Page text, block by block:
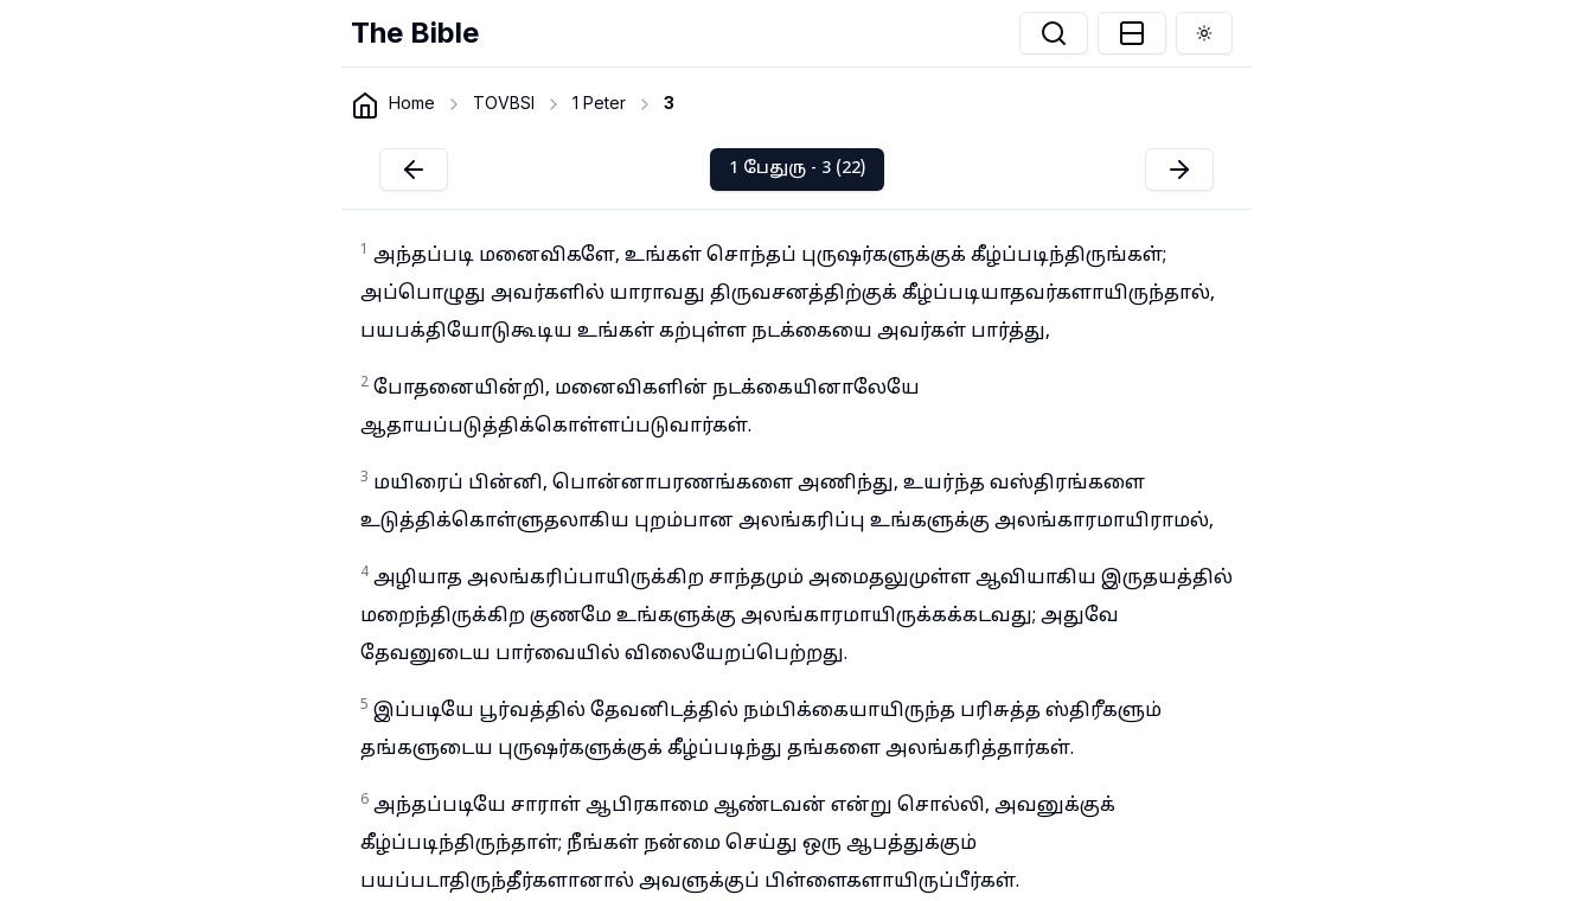
The Bible Toggle theme
Home TOVBSI 1 Peter 3
1 பேதுரு - 3 (22)
1 அந்தப்படி மனைவிகளே, உங்கள் சொந்தப் புருஷர்களுக்குக் கீழ்ப்படிந்திருங்கள்;
அப்பொழுது அவர்களில் யாராவது திருவசனத்திற்குக் கீழ்ப்படியாதவர்களாயிருந்தால்,
பயபக்தியோடுகூடிய உங்கள் கற்புள்ள நடக்கையை அவர்கள் பார்த்து,
2 போதனையின்றி, மனைவிகளின் நடக்கையினாலேயே
ஆதாயப்படுத்திக்கொள்ளப்படுவார்கள்.
3 மயிரைப் பின்னி, பொன்னாபரணங்களை அணிந்து, உயர்ந்த வஸ்திரங்களை
உடுத்திக்கொள்ளுதலாகிய புறம்பான அலங்கரிப்பு உங்களுக்கு அலங்காரமாயிராமல்,
4 அழியாத அலங்கரிப்பாயிருக்கிற சாந்தமும் அமைதலுமுள்ள ஆவியாகிய இருதயத்தில்
மறைந்திருக்கிற குணமே உங்களுக்கு அலங்காரமாயிருக்கக்கடவது; அதுவே
தேவனுடைய பார்வையில் விலையேறப்பெற்றது.
5 இப்படியே பூர்வத்தில் தேவனிடத்தில் நம்பிக்கையாயிருந்த பரிசுத்த ஸ்திரீகளும்
தங்களுடைய புருஷர்களுக்குக் கீழ்ப்படிந்து தங்களை அலங்கரித்தார்கள்.
6 அந்தப்படியே சாராள் ஆபிரகாமை ஆண்டவன் என்று சொல்லி, அவனுக்குக்
கீழ்ப்படிந்திருந்தாள்; நீங்கள் நன்மை செய்து ஒரு ஆபத்துக்கும்
பயப்படாதிருந்தீர்களானால் அவளுக்குப் பிள்ளைகளாயிருப்பீர்கள்.